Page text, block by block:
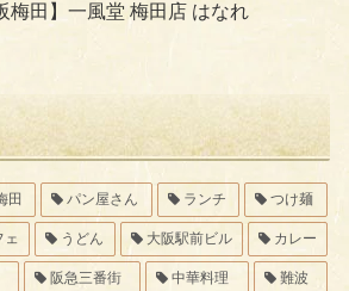
梅田】一風堂 梅田店 はなれ
田 パン屋さん ランチ つけ麺
ェ うどん 大阪駅前ビル カレー
阪急三番街 中華料理 難波